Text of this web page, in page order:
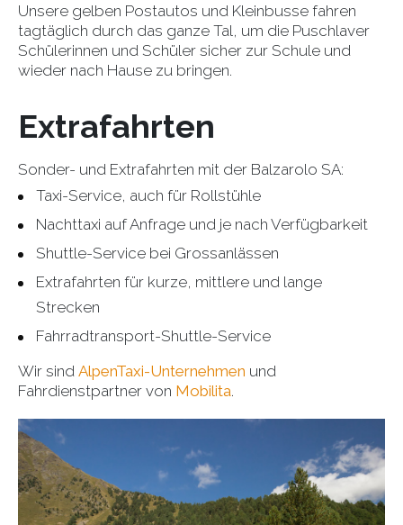
Unsere gelben Postautos und Kleinbusse fahren
tagtäglich durch das ganze Tal, um die Puschlaver
Schülerinnen und Schüler sicher zur Schule und
wieder nach Hause zu bringen.
Extrafahrten
Sonder- und Extrafahrten mit der Balzarolo SA:
Taxi-Service, auch für Rollstühle
Nachttaxi auf Anfrage und je nach Verfügbarkeit
Shuttle-Service bei Grossanlässen
Extrafahrten für kurze, mittlere und lange
Strecken
Fahrradtransport-Shuttle-Service
Wir sind AlpenTaxi-Unternehmen und
Fahrdienstpartner von Mobilita.